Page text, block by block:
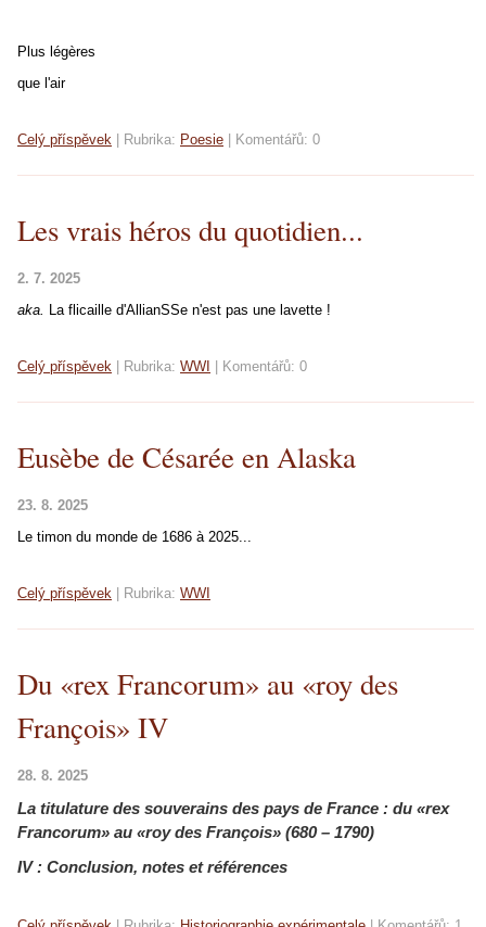
Plus légères
que l'air
Celý příspěvek Rubrika: Poesie Komentářů: 0
Les vrais héros du quotidien...
2. 7. 2025
aka. La flicaille d'AllianSSe n'est pas une lavette !
Celý příspěvek Rubrika: WWI Komentářů: 0
Eusèbe de Césarée en Alaska
23. 8. 2025
Le timon du monde de 1686 à 2025...
Celý příspěvek Rubrika: WWI
Du «rex Francorum» au «roy des
François» IV
28. 8. 2025
La titulature des souverains des pays de France : du «rex
Francorum» au «roy des François» (680 – 1790)
IV : Conclusion, notes et références